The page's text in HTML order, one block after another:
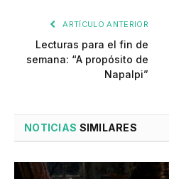
ARTÍCULO ANTERIOR
Lecturas para el fin de
semana: “A propósito de
Napalpi”
NOTICIAS SIMILARES